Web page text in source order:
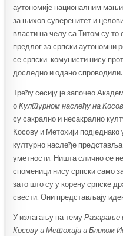
аутономије националним
за њихов суверенитет и
власти на челу са Титом су то
предлог за српски аутономни
се српски комунисти нису
доследно и одано спроводили.
Трећу сесију је започео
оКултурном наслеђу на
су сакрално и несакрално
Косову и Метохији
културно наслеђе представља
уметности. Ништа слично се
споменици нису српски само
зато што су у корену српске
свести. Они представљају
У излагању на темуРазарање
Косову и Метохији и Бликом